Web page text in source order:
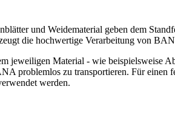
und Weidematerial geben dem
die hochwertige Verarbeitung von
jeweiligen Material - wie beispielsweise
problemlos zu transportieren. Für einen
werden.